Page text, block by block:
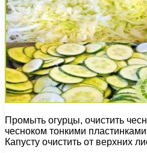
Промыть огурцы, очистить
чесноком тонкими
Капусту очистить от верхних